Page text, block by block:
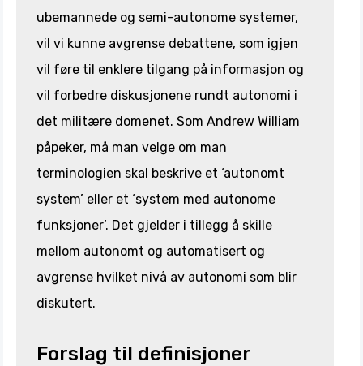
ubemannede og semi-autonome systemer,
vil vi kunne avgrense debattene, som igjen
vil føre til enklere tilgang på informasjon og
vil forbedre diskusjonene rundt autonomi i
det militære domenet. Som Andrew William
påpeker, må man velge om man
terminologien skal beskrive et ‘autonomt
system’ eller et ‘system med autonome
funksjoner’. Det gjelder i tillegg å skille
mellom autonomt og automatisert og
avgrense hvilket nivå av autonomi som blir
diskutert.
Forslag til definisjoner